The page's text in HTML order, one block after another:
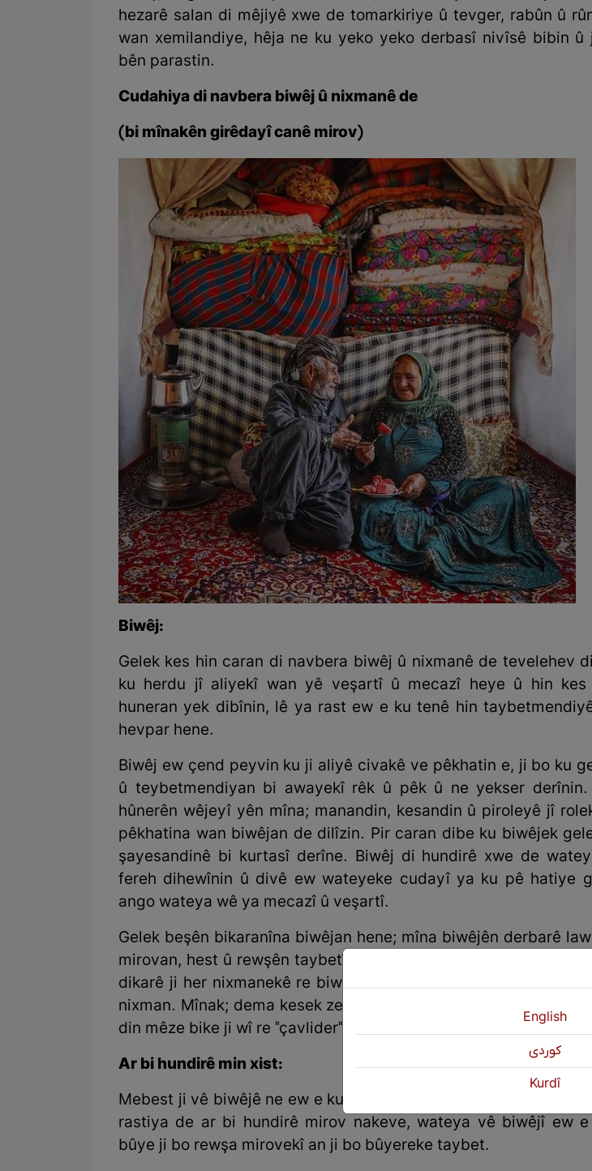
hezarê salan di mêjiyê xwe de tomarkiriye û tevger, rabûn û
wan xemilandiye, hêja ne ku yeko yeko derbasî nivîsê bibin û
bên parastin.
Cudahiya di navbera biwêj û nixmanê de
(bi mînakên girêdayî canê mirov)
Biwêj:
Gelek kes hin caran di navbera biwêj û nixmanê de tevelehev
ku herdu jî aliyekî wan yê veşartî û mecazî heye û hin kes
huneran yek dibînin, lê ya rast ew e ku tenê hin
hevpar hene.
Biwêj ew çend peyvin ku ji aliyê civakê ve pêkhatin e, ji bo ku
û teybetmendiyan bi awayekî rêk û pêk û ne yekser
hûnerên wêjeyî yên mîna; manandin, kesandin û piroleyê jî
pêkhatina wan biwêjan de dilîzin. Pir caran dibe ku biwêjek
şayesandinê bi kurtasî derîne. Biwêj di hundirê xwe de
fereh dihewînin û divê ew wateyeke cudayî ya ku pê hatiye
ango wateya wê ya mecazî û veşartî.
Gelek beşên bikaranîna biwêjan hene; mîna biwêjên derbarê
mirovan, hest û rewşên taybetî xwezayî û hwd… di heman demê
dikarê ji her nixmanekê re biwêj bibêje, lê nikare ji her
nixman. Mînak; dema kesek zewicî be û ji bilî hevjîna/ê xwe li jin
din mêze bike ji wî re "çavlider" tê gotin. Hin mînakên din:
Ar bi hundirê min xist:
Mebest ji vê biwêjê ne ew e ku rast ar bi hundirê wî kesî ketiye, ji
rastiya de ar bi hundirê mirov nakeve, wateya vê biwêjî ew
bûye ji bo rewşa mirovekî an ji bo bûyereke taybet.
English
كوردی
Kurdî